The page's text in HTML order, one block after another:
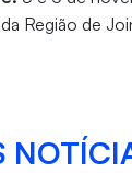
Região de